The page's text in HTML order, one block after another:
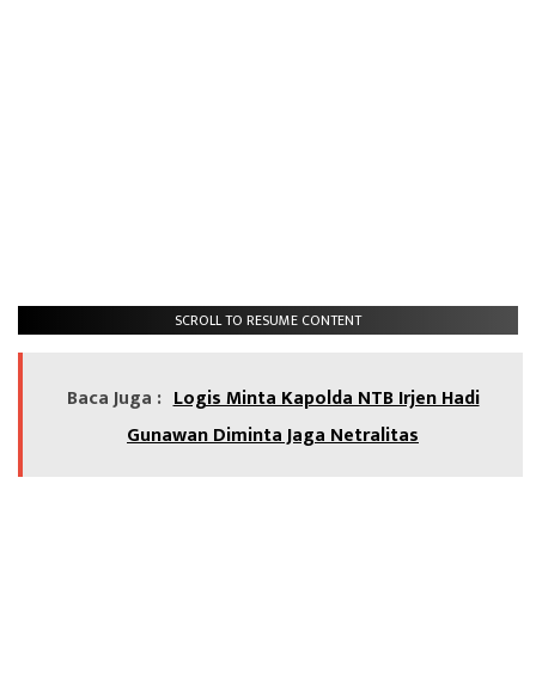
SCROLL TO RESUME CONTENT
Baca Juga : Logis Minta Kapolda NTB Irjen Hadi
Gunawan Diminta Jaga Netralitas